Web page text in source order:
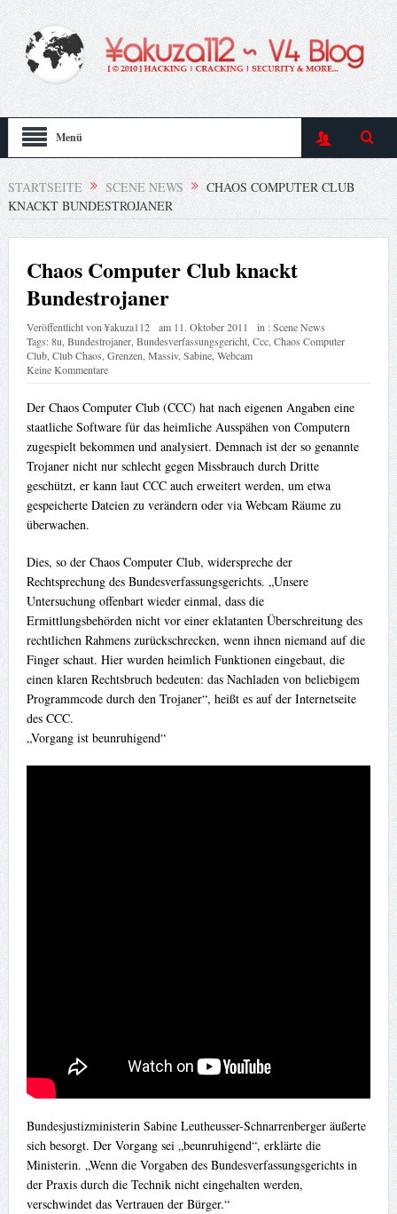
Menü
STARTSEITE SCENE NEWS
CHAOS COMPUTER CLUB
KNACKT BUNDESTROJANER
Chaos Computer Club knackt
Bundestrojaner
Veröffentlicht von¥akuza112 am 11. Oktober 2011 in :Scene News
Tags:8u Bundestrojaner, Bundesverfassungsgericht, Ccc, Chaos Computer
Club, Club Chaos Grenzen Massiv, Sabine, Webcam
Keine Kommentare
Der Chaos Computer Club (CCC) hat nach eigenen Angaben eine
staatliche Software für das heimliche Ausspähen von Computern
zugespielt bekommen und analysiert. Demnach ist der so genannte
Trojaner nicht nur schlecht gegen Missbrauch durch Dritte
geschützt, er kann laut CCC auch erweitert werden, um etwa
gespeicherte Dateien zu verändern oder via Webcam Räume zu
überwachen.
Dies, so der Chaos Computer Club, widerspreche der
Rechtsprechung des Bundesverfassungsgerichts. „Unsere
Untersuchung offenbart wieder einmal, dass die
Ermittlungsbehörden nicht vor einer eklatanten Überschreitung des
rechtlichen Rahmens zurückschrecken, wenn ihnen niemand auf die
Finger schaut. Hier wurden heimlich Funktionen eingebaut, die
einen klaren Rechtsbruch bedeuten: das Nachladen von beliebigem
Programmcode durch den Trojaner“, heißt es auf der Internetseite
des CCC.
„Vorgang ist beunruhigend“
Bundesjustizministerin Sabine Leutheusser-Schnarrenberger äußerte
sich besorgt. Der Vorgang sei „beunruhigend“, erklärte die
Ministerin. „Wenn die Vorgaben des Bundesverfassungsgerichts in
der Praxis durch die Technik nicht eingehalten werden,
verschwindet das Vertrauen der Bürger.“